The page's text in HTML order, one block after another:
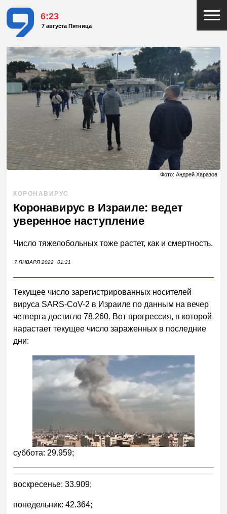
6:23
7 августа Пятница
Фото: Андрей Харазов
КОРОНАВИРУС
Коронавирус в Израиле: ведет
уверенное наступление
Число тяжелобольных тоже растет, как и смертность.
7 ЯНВАРЯ 2022 01:21
Текущее число зарегистрированных носителей
вируса SARS-CoV-2 в Израиле по данным на вечер
четверга достигло 78.260. Вот прогрессия, в которой
нарастает текущее число зараженных в последние
дни:
суббота: 29.959;
воскресенье: 33.909;
понедельник: 42.364;